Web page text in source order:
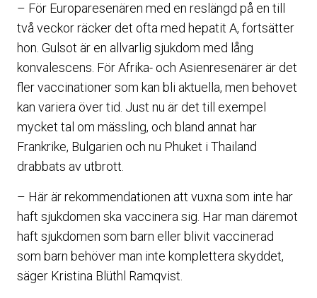
– För Europaresenären med en reslängd på en till
två veckor räcker det ofta med hepatit A, fortsätter
hon. Gulsot är en allvarlig sjukdom med lång
konvalescens. För Afrika- och Asienresenärer är det
fler vaccinationer som kan bli aktuella, men behovet
kan variera över tid. Just nu är det till exempel
mycket tal om mässling, och bland annat har
Frankrike, Bulgarien och nu Phuket i Thailand
drabbats av utbrott.
– Här är rekommendationen att vuxna som inte har
haft sjukdomen ska vaccinera sig. Har man däremot
haft sjukdomen som barn eller blivit vaccinerad
som barn behöver man inte komplettera skyddet,
säger Kristina Blüthl Ramqvist.